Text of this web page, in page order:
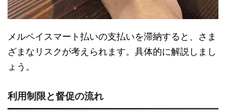
メルペイスマート払いの支払いを滞納すると、さま
ざまなリスクが考えられます。具体的に解説しまし
ょう。
利用制限と督促の流れ